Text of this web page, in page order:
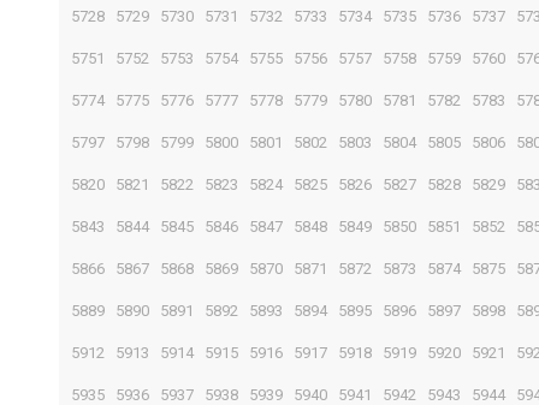
5728 5729 5730 5731 5732 5733 5734 5735 5736 5737
5751 5752 5753 5754 5755 5756 5757 5758 5759 5760
5774 5775 5776 5777 5778 5779 5780 5781 5782 5783
5797 5798 5799 5800 5801 5802 5803 5804 5805 5806
5820 5821 5822 5823 5824 5825 5826 5827 5828 5829
5843 5844 5845 5846 5847 5848 5849 5850 5851 5852
5866 5867 5868 5869 5870 5871 5872 5873 5874 5875
5889 5890 5891 5892 5893 5894 5895 5896 5897 5898
5912 5913 5914 5915 5916 5917 5918 5919 5920 5921
5935 5936 5937 5938 5939 5940 5941 5942 5943 5944